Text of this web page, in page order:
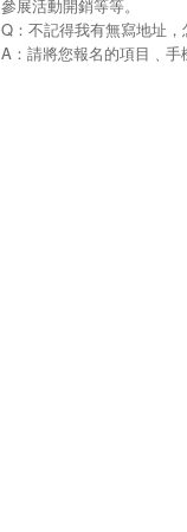
參展活動開銷等等。
Q：不記得我有無寫地址，
A：請將您報名的項目﹑